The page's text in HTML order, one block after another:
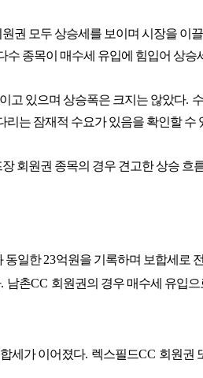
원권 모두 상승세를 보이며 시장을 이
수 종목이 매수세 유입에 힘입어 상승
고 있으며 상승폭은 크지는 않았다.
는 잠재적 수요가 있음을 확인할 수
회원권 종목의 경우 견고한 상승 흐
동일한23억원을 기록하며 보합세로
. 남촌CC 회원권의 경우 매수세 유입으
세가 이어졌다. 렉스필드CC 회원권